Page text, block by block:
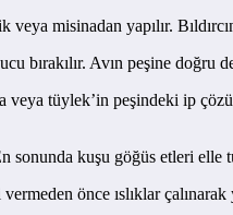
misinadan yapılır.
bırakılır. Avın peşine
veya tüylek’in peşindeki ip
sonunda kuşu göğüs etleri
önce ıslıklar çalınarak